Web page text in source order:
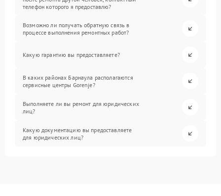
телефон которого я предоставлю?
Возможно ли получать обратную связь в
процессе выполнения ремонтных работ?
Какую гарантию вы предоставляете?
В каких районах Барнаула располагаются
сервисные центры Gorenje?
Выполняете ли вы ремонт для юридических
лиц?
Какую документацию вы предоставляете
для юридических лиц?